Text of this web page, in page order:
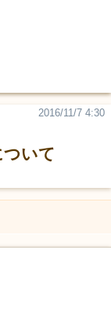
ついて
2016/11/7 4:30